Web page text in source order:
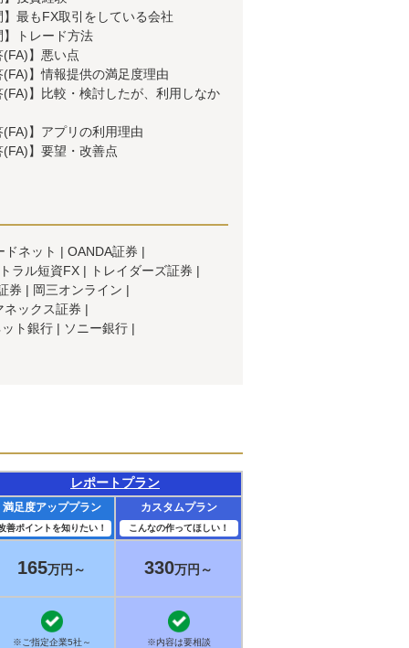
最もFX取引をしている会社
】トレード方法
】悪い点
】情報提供の満足度理由
(FA)】比較・検討したが、利用しなか
】アプリの利用理由
】要望・改善点
ドネット
OANDA証券
ラル短資FX
トレイダーズ証券
券
岡三オンライン
ネックス証券
ト銀行
ソニー銀行
レポートプラン
満足度アッププラン
善ポイントを知りたい！
カスタムプラン
こんなの作ってほしい！
165万円～ 330万円～
※ご指定企業5社～ ※内容は要相談